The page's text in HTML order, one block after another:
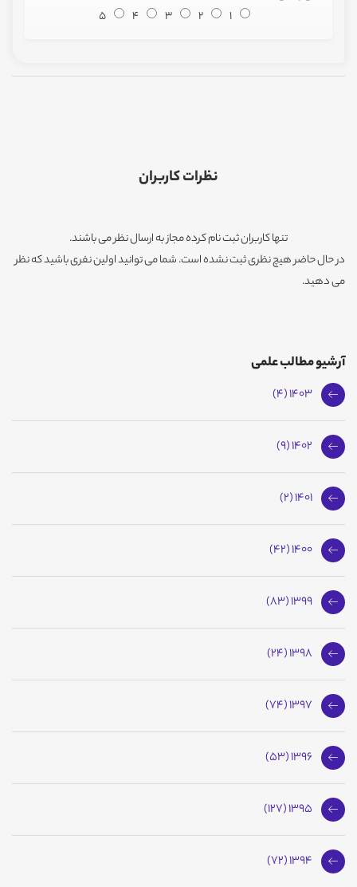
1
2
3
4
5
نظرات کاربران
تنها کاربران ثبت نام کرده مجاز به ارسال نظر می باشند.
در حال حاضر هیچ نظری ثبت نشده است. شما می توانید اولین نفری باشید که نظر
می دهید.
آرشیو مطالب علمی
1403 (4)
1402 (9)
1401 (2)
1400 (42)
1399 (83)
1398 (24)
1397 (74)
1396 (53)
1395 (127)
1394 (72)